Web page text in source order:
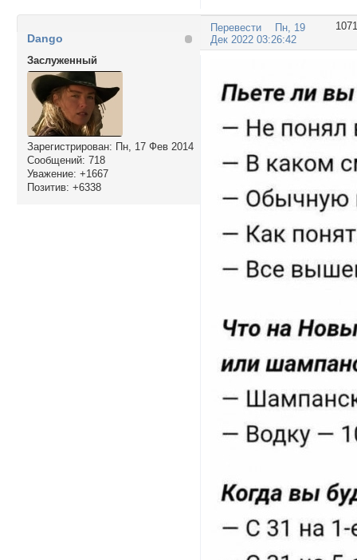
Перевести 1071
Пн, 19
Дек 2022 03:26:42
Dango
Заслуженный
Зарегистрирован: Пн, 17 Фев 2014
Сообщений: 718
Уважение: +1667
Позитив: +6338